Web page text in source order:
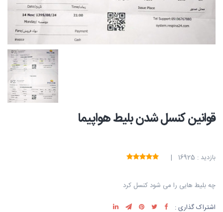
قوانین کنسل شدن بلیط هواپیما
بازدید : 16925 |
چه بلیط هایی را می شود کنسل کرد
اشتراک گذاری :